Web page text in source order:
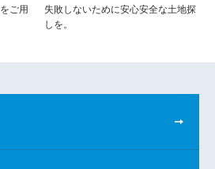
ご用
失敗しないために安心安全な土地探
しを。